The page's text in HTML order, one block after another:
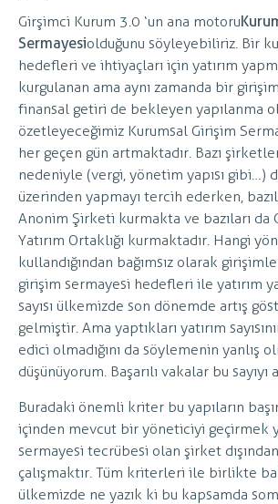
Girşimci Kurum 3.0 ‘un ana motoru
Sermayesiolduğunu söyleyebiliriz. Bir
hedefleri ve ihtiyaçları için yatırım
kurgulanan ama aynı zamanda bir
finansal getiri de bekleyen yapılanma
özetleyeceğimiz Kurumsal Girişim
her geçen gün artmaktadır. Bazı
nedeniyle (vergi, yönetim yapısı gibi…)
üzerinden yapmayı tercih ederken,
Anonim Şirketi kurmakta ve bazıları da
Yatırım Ortaklığı kurmaktadır. Hangi
kullandığından bağımsız olarak
girişim sermayesi hedefleri ile yatırım
sayısı ülkemizde son dönemde artış
gelmiştir. Ama yaptıkları yatırım
edici olmadığını da söylemenin yanlış
düşünüyorum. Başarılı vakalar bu sayıyı
Buradaki önemli kriter bu yapıların
içinden mevcut bir yöneticiyi geçirmek
sermayesi tecrübesi olan şirket
çalışmaktır. Tüm kriterleri ile birlikte
ülkemizde ne yazık ki bu kapsamda